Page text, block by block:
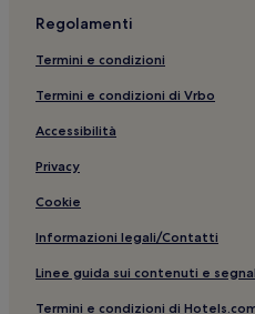
Regolamenti
Termini e condizioni
Termini e condizioni di Vrbo
Accessibilità
Privacy
Cookie
Informazioni legali/Contatti
Linee guida sui contenuti e
Termini e condizioni di